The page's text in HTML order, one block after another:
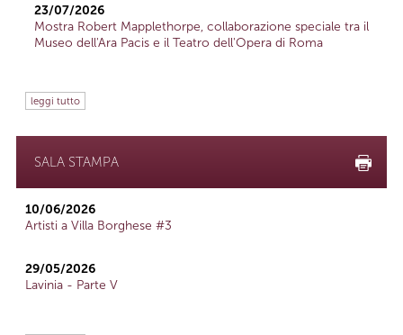
23/07/2026
Mostra Robert Mapplethorpe, collaborazione speciale tra il
Museo dell'Ara Pacis e il Teatro dell'Opera di Roma
leggi tutto
SALA STAMPA
10/06/2026
Artisti a Villa Borghese #3
29/05/2026
Lavinia - Parte V